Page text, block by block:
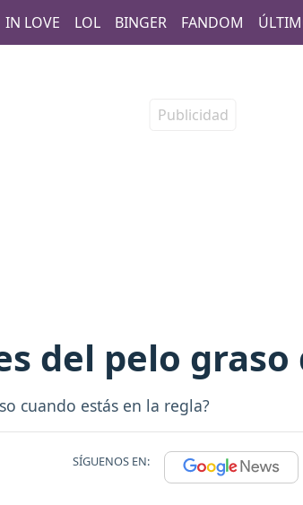
IN LOVE LOL BINGER FANDOM
del pelo
cuando estás en la regla?
SÍGUENOS EN: